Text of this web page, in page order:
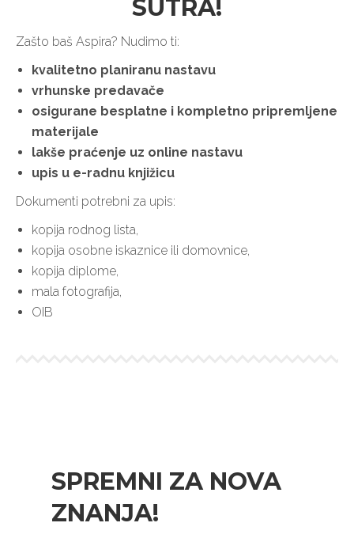
SUTRA!
Zašto baš Aspira? Nudimo ti:
kvalitetno planiranu nastavu
vrhunske predavače
osigurane besplatne i kompletno pripremljene
materijale
lakše praćenje uz online nastavu
upis u e-radnu knjižicu
Dokumenti potrebni za upis:
kopija rodnog lista,
kopija osobne iskaznice ili domovnice,
kopija diplome,
mala fotografija,
OIB
SPREMNI ZA NOVA
ZNANJA!